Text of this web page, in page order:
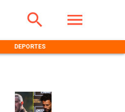
DEPORTES